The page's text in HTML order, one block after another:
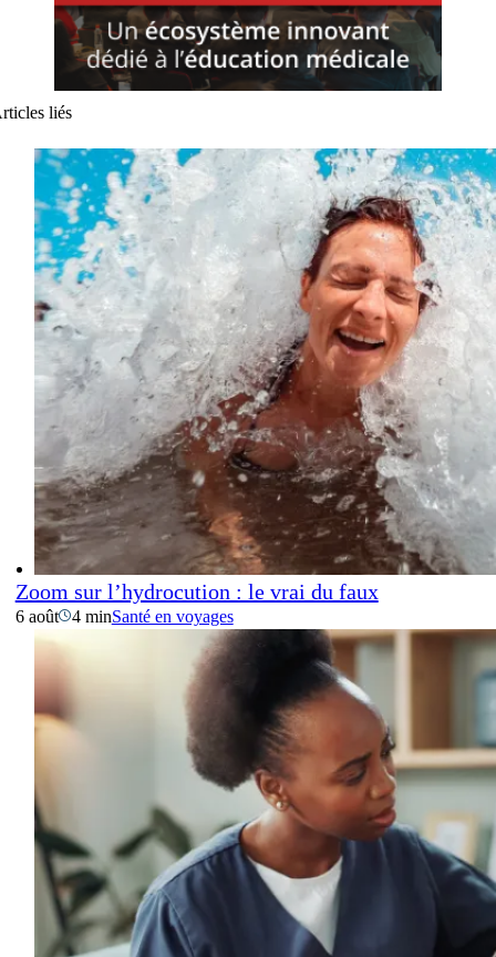
liés
Zoom sur l’hydrocution : le vrai du faux
6 août 4 minSanté en voyages